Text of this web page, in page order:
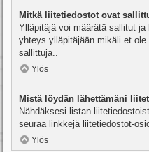
Mitkä liitetiedostot ovat
Ylläpitäjä voi määrätä sallitut
yhteys ylläpitäjään mikäli et
sallittuja..
Ylös
Mistä löydän lähettämäni
Nähdäksesi listan
seuraa linkkejä liitetiedostot-
Ylös